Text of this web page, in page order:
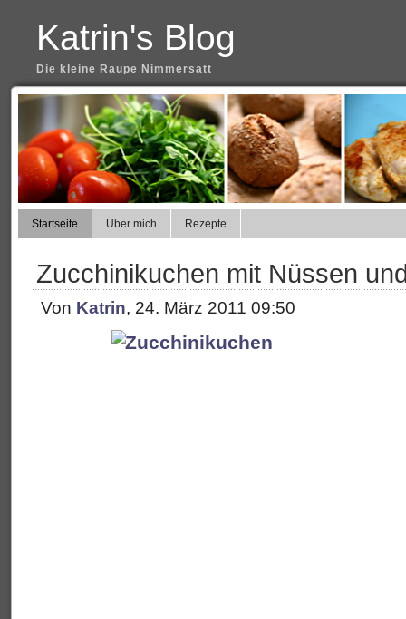
Katrin's Blog
Die kleine Raupe Nimmersatt
Startseite Über mich Rezepte
Zucchinikuchen mit Nüssen
Von Katrin, 24. März 2011 09:50